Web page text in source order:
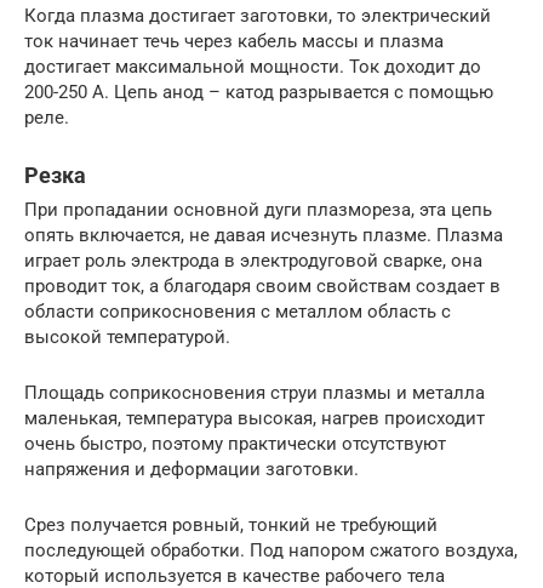
Когда плазма достигает заготовки, то электрический
ток начинает течь через кабель массы и плазма
достигает максимальной мощности. Ток доходит до
200-250 А. Цепь анод – катод разрывается с помощью
реле.
Резка
При пропадании основной дуги плазмореза, эта цепь
опять включается, не давая исчезнуть плазме. Плазма
играет роль электрода в электродуговой сварке, она
проводит ток, а благодаря своим свойствам создает в
области соприкосновения с металлом область с
высокой температурой.
Площадь соприкосновения струи плазмы и металла
маленькая, температура высокая, нагрев происходит
очень быстро, поэтому практически отсутствуют
напряжения и деформации заготовки.
Срез получается ровный, тонкий не требующий
последующей обработки. Под напором сжатого воздуха,
который используется в качестве рабочего тела